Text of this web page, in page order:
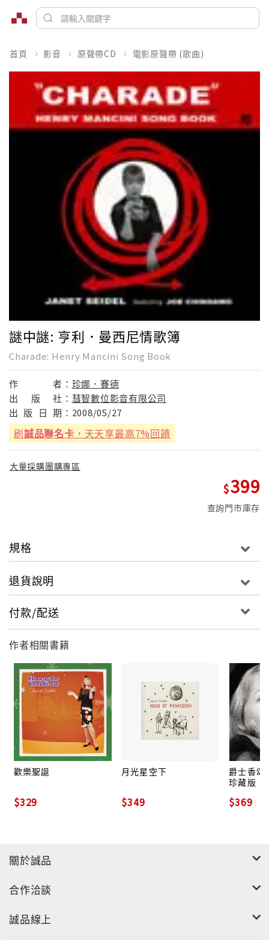
首頁 影音 原聲帶CD 電影原聲帶 (歌曲)
謎中謎: 亨利．曼西尼情歌簿
Charade: Henry Mancini Song Book
作 者： 珍娜．賽德
出
版 社： 彗智數位影音有限公司
出 版 日 期： 2008/05/27
刷誠品聯名卡 ，天天享最高7%回饋
大量採購團購專區
399
查詢門市庫存
規格
退貨說明
付款/配送
作者相關書籍
歡樂聖誕
$329
月光星空下
$349
爵士香頌
珍藏版
$369
關於誠品
合作洽談
誠品線上